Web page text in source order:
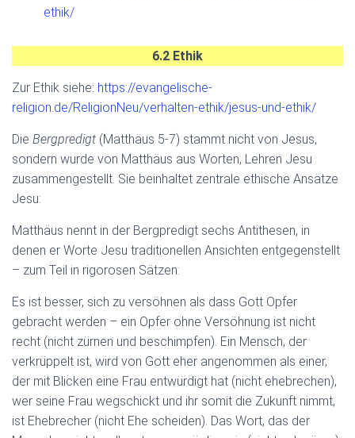
ethik/
6.2 Ethik
Zur Ethik siehe: https://evangelische-
religion.de/ReligionNeu/verhalten-ethik/jesus-und-ethik/
Die Bergpredigt (Matthäus 5-7) stammt nicht von Jesus,
sondern wurde von Matthäus aus Worten, Lehren Jesu
zusammengestellt. Sie beinhaltet zentrale ethische Ansätze
Jesu:
Matthäus nennt in der Bergpredigt sechs Antithesen, in
denen er Worte Jesu traditionellen Ansichten entgegenstellt
– zum Teil in rigorosen Sätzen:
Es ist besser, sich zu versöhnen als dass Gott Opfer
gebracht werden – ein Opfer ohne Versöhnung ist nicht
recht (nicht zürnen und beschimpfen). Ein Mensch, der
verkrüppelt ist, wird von Gott eher angenommen als einer,
der mit Blicken eine Frau entwürdigt hat (nicht ehebrechen),
wer seine Frau wegschickt und ihr somit die Zukunft nimmt,
ist Ehebrecher (nicht Ehe scheiden). Das Wort, das der